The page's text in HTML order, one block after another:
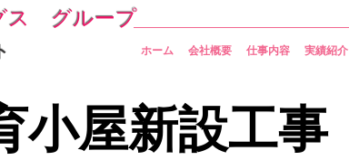
ス グループ
ホーム 会社概要 仕事内容 実績紹介
小屋新設工事